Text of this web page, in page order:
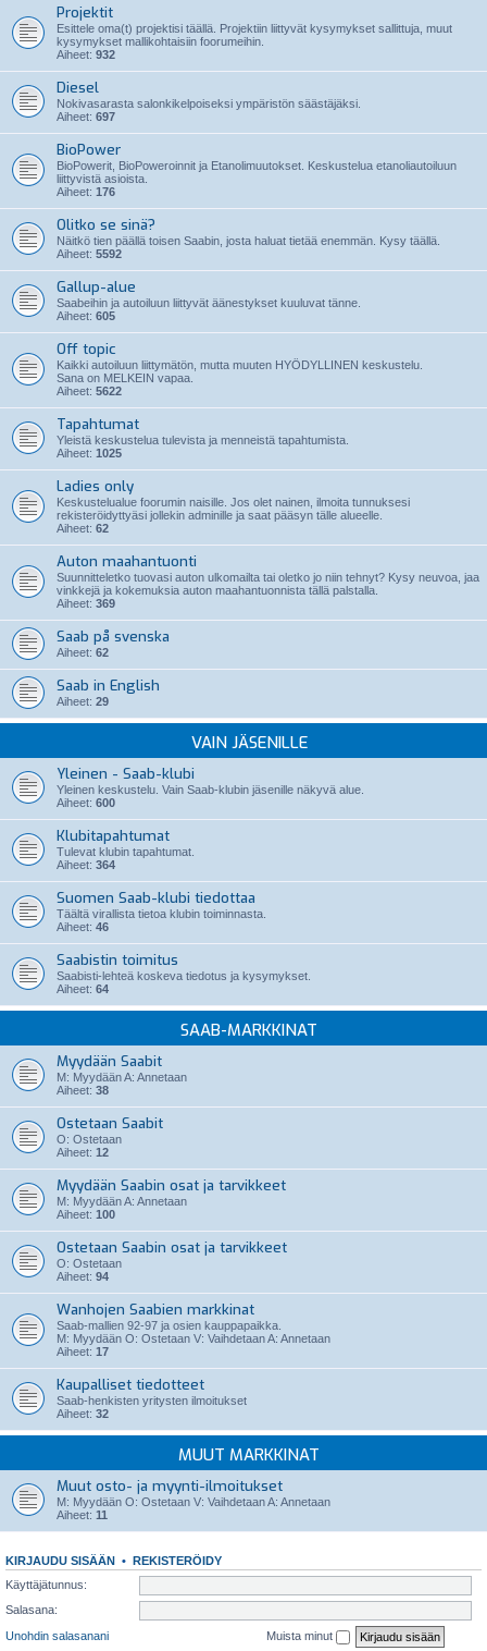
Projektit
Esittele oma(t) projektisi täällä. Projektiin liittyvät kysymykset sallittuja, muut
kysymykset mallikohtaisiin foorumeihin.
Aiheet: 932
Diesel
Nokivasarasta salonkikelpoiseksi ympäristön säästäjäksi.
Aiheet: 697
BioPower
BioPowerit, BioPoweroinnit ja Etanolimuutokset. Keskustelua etanoliautoiluun
liittyvistä asioista.
Aiheet: 176
Olitko se sinä?
Näitkö tien päällä toisen Saabin, josta haluat tietää enemmän. Kysy täällä.
Aiheet: 5592
Gallup-alue
Saabeihin ja autoiluun liittyvät äänestykset kuuluvat tänne.
Aiheet: 605
Off topic
Kaikki autoiluun liittymätön, mutta muuten HYÖDYLLINEN keskustelu.
Sana on MELKEIN vapaa.
Aiheet: 5622
Tapahtumat
Yleistä keskustelua tulevista ja menneistä tapahtumista.
Aiheet: 1025
Ladies only
Keskustelualue foorumin naisille. Jos olet nainen, ilmoita tunnuksesi
rekisteröidyttyäsi jollekin adminille ja saat pääsyn tälle alueelle.
Aiheet: 62
Auton maahantuonti
Suunnitteletko tuovasi auton ulkomailta tai oletko jo niin tehnyt? Kysy neuvoa, jaa
vinkkejä ja kokemuksia auton maahantuonnista tällä palstalla.
Aiheet: 369
Saab på svenska
Aiheet: 62
Saab in English
Aiheet: 29
VAIN JÄSENILLE
Yleinen - Saab-klubi
Yleinen keskustelu. Vain Saab-klubin jäsenille näkyvä alue.
Aiheet: 600
Klubitapahtumat
Tulevat klubin tapahtumat.
Aiheet: 364
Suomen Saab-klubi tiedottaa
Täältä virallista tietoa klubin toiminnasta.
Aiheet: 46
Saabistin toimitus
Saabisti-lehteä koskeva tiedotus ja kysymykset.
Aiheet: 64
SAAB-MARKKINAT
Myydään Saabit
M: Myydään A: Annetaan
Aiheet: 38
Ostetaan Saabit
O: Ostetaan
Aiheet: 12
Myydään Saabin osat ja tarvikkeet
M: Myydään A: Annetaan
Aiheet: 100
Ostetaan Saabin osat ja tarvikkeet
O: Ostetaan
Aiheet: 94
Wanhojen Saabien markkinat
Saab-mallien 92-97 ja osien kauppapaikka.
M: Myydään O: Ostetaan V: Vaihdetaan A: Annetaan
Aiheet: 17
Kaupalliset tiedotteet
Saab-henkisten yritysten ilmoitukset
Aiheet: 32
MUUT MARKKINAT
Muut osto- ja myynti-ilmoitukset
M: Myydään O: Ostetaan V: Vaihdetaan A: Annetaan
Aiheet: 11
KIRJAUDU SISÄÄN • REKISTERÖIDY
Käyttäjätunnus:
Salasana:
Unohdin salasanani
Muista minut